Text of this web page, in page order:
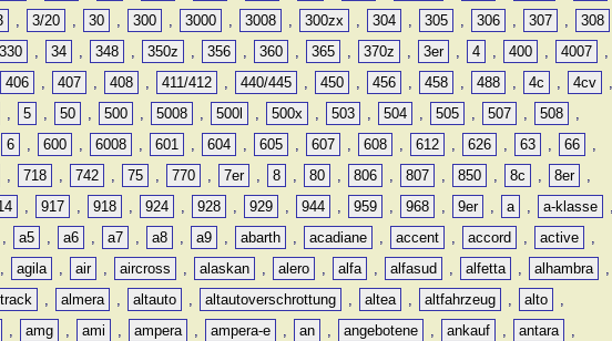
, 3/20 , 30 , 300 , 3000 , 3008 , 300zx , 304 , 305 , 306 , 307 ,
308
330 , 34 , 348 , 350z , 356 , 360 , 365 , 370z , 3er , 4 , 400 , 4007
,
406 , 407 , 408 , 411/412 , 440/445 , 450 , 456 , 458 , 488 , 4c , 4cv
,
, 5 , 50 , 500 , 5008 , 500l , 500x , 503 , 504 , 505 , 507 , 508
,
6 , 600 , 6008 , 601 , 604 , 605 , 607 , 608 , 612 , 626 , 63 , 66
,
, 718 , 742 , 75 , 770 , 7er , 8 , 80 , 806 , 807 , 850 , 8c , 8er
,
, 917 , 918 , 924 , 928 , 929 , 944 , 959 , 968 , 9er , a , a-klasse
,
, a5 , a6 , a7 , a8 , a9 , abarth , acadiane , accent , accord , active
,
, agila , air , aircross , alaskan , alero , alfa , alfasud , alfetta , alhambra
,
, almera , altauto , altautoverschrottung , altea , altfahrzeug , alto
,
, amg , ami , ampera , ampera-e , an , angebotene , ankauf , antara
,